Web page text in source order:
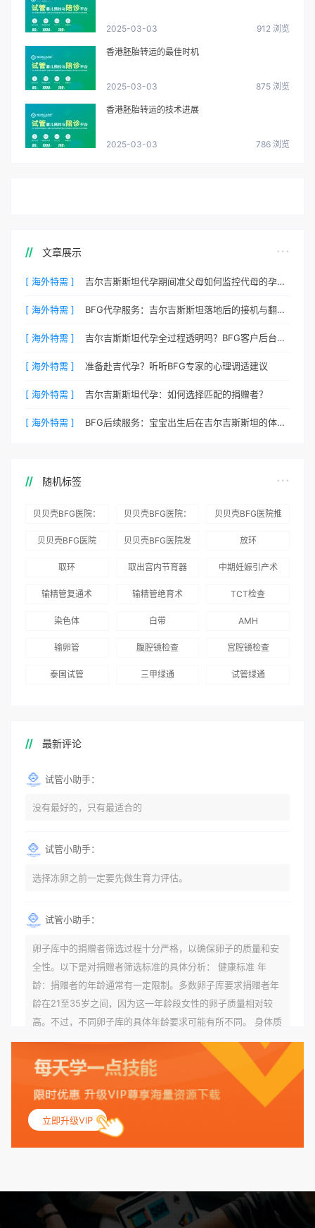
2025-03-03 912 浏览
香港胚胎转运的最佳时机
2025-03-03 875 浏览
香港胚胎转运的技术进展
2025-03-03 786 浏览
文章展示
[ 海外特需 ] 吉尔吉斯斯坦代孕期间准父母如何监控代母的孕期状态？
[ 海外特需 ] BFG代孕服务：吉尔吉斯斯坦落地后的接机与翻译安排
[ 海外特需 ] 吉尔吉斯斯坦代孕全过程透明吗？BFG客户后台详解
[ 海外特需 ] 准备赴吉代孕？听听BFG专家的心理调适建议
[ 海外特需 ] 吉尔吉斯斯坦代孕：如何选择匹配的捐赠者？
[ 海外特需 ] BFG后续服务：宝宝出生后在吉尔吉斯斯坦的体检与回国
随机标签
贝贝壳BFG医院：
务
贝贝壳BFG医院：
术”和“法律支持”
贝贝壳BFG医院推
贝贝壳BFG医院
贝贝壳BFG医院发
国版）》
放环
取环 取出宫内节育器 中期妊娠引产术
输精管复通术 输精管绝育术 TCT检查
染色体 白带 AMH
输卵管 腹腔镜检查 宫腔镜检查
泰国试管 三甲绿通 试管绿通
最新评论
试管小助手：
没有最好的，只有最适合的
试管小助手：
选择冻卵之前一定要先做生育力评估。
试管小助手：
卵子库中的捐赠者筛选过程十分严格，以确保卵子的质量和安
全性。以下是对捐赠者筛选标准的具体分析： 健康标准 年
龄：捐赠者的年龄通常有一定限制。多数卵子库要求捐赠者年
龄在21至35岁之间，因为这一年龄段女性的卵子质量相对较
高。不过，不同卵子库的具体年龄要求可能有所不同。 身体质
量指数（BMI）：捐赠者的BMI通常需要在正常范围内，以确
保其身体健康状况良好。过高的BMI可能与多种健康问题相关
联，包括不孕症和妊娠并发症。 生殖健康：捐赠者需要有规律
的月经期，无生殖障碍或异常问题。此外，还需要进行详细的
妇科检查，以确保其生殖系统的健康。 遗传病史与家族病史：
捐赠者及其家庭成员需要无严重的遗传病史、精神病史和传染
病史。这通常需要通过基因检测、家族史调查和医疗记录审查
带任何可传染给受卵者的病原体。 药物与生活习惯：捐赠者需
要是非尼古丁使用者、非吸烟者、非吸毒者，并且未使用可能
立即升级VIP